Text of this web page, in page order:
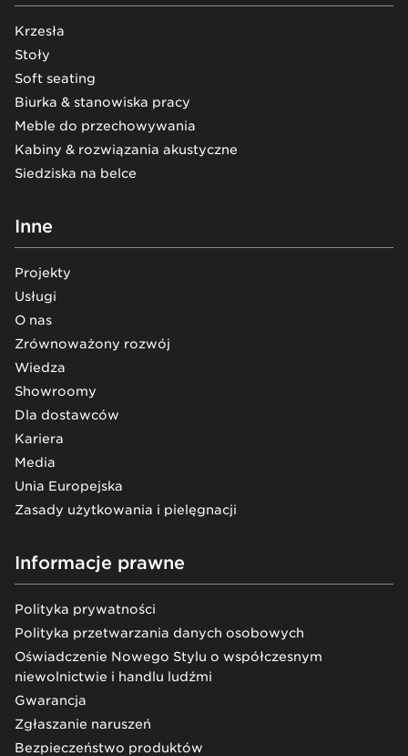
Krzesła
Stoły
Soft seating
Biurka & stanowiska pracy
Meble do przechowywania
Kabiny & rozwiązania akustyczne
Siedziska na belce
Inne
Projekty
Usługi
O nas
Zrównoważony rozwój
Wiedza
Showroomy
Dla dostawców
Kariera
Media
Unia Europejska
Zasady użytkowania i pielęgnacji
Informacje prawne
Polityka prywatności
Polityka przetwarzania danych osobowych
Oświadczenie Nowego Stylu o współczesnym
niewolnictwie i handlu ludźmi
Gwarancja
Zgłaszanie naruszeń
Bezpieczeństwo produktów